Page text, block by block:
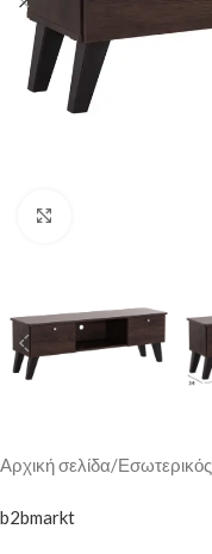
Αρχική σελίδα/
b2bmarkt